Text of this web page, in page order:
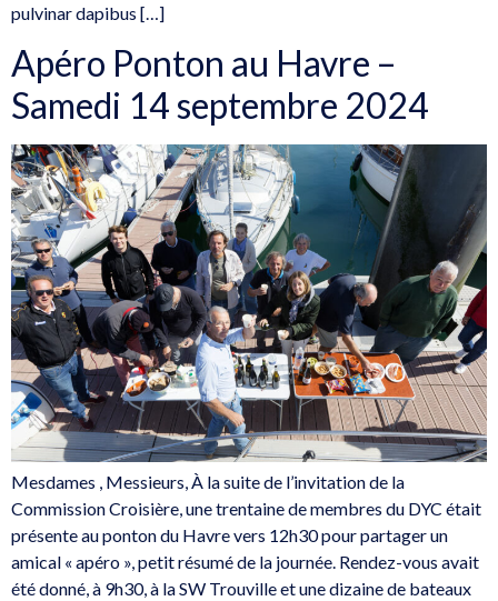
pulvinar dapibus […]
Apéro Ponton au Havre –
Samedi 14 septembre 2024
Mesdames , Messieurs, À la suite de l’invitation de la
Commission Croisière, une trentaine de membres du DYC était
présente au ponton du Havre vers 12h30 pour partager un
amical « apéro », petit résumé de la journée. Rendez-vous avait
été donné, à 9h30, à la SW Trouville et une dizaine de bateaux